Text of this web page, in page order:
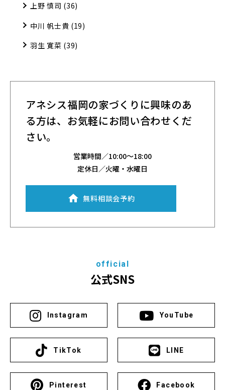
上野 慎司 (36)
中川 帆士貴 (19)
羽生 寛菜 (39)
アネシス福岡の家づくりに興味のあ
る方は、 お気軽にお問い合わせくだ
さい。
営業時間／10:00～18:00
定休日／火曜・水曜日
無料相談会予約
official
公式SNS
Instagram YouTube
TikTok LINE
Pinterest Facebook